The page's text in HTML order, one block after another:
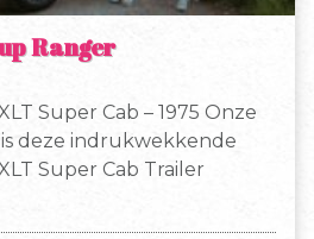
Ranger
Super Cab – 1975 Onze
deze indrukwekkende
Super Cab Trailer
originele Amerikaanse
bronze green.